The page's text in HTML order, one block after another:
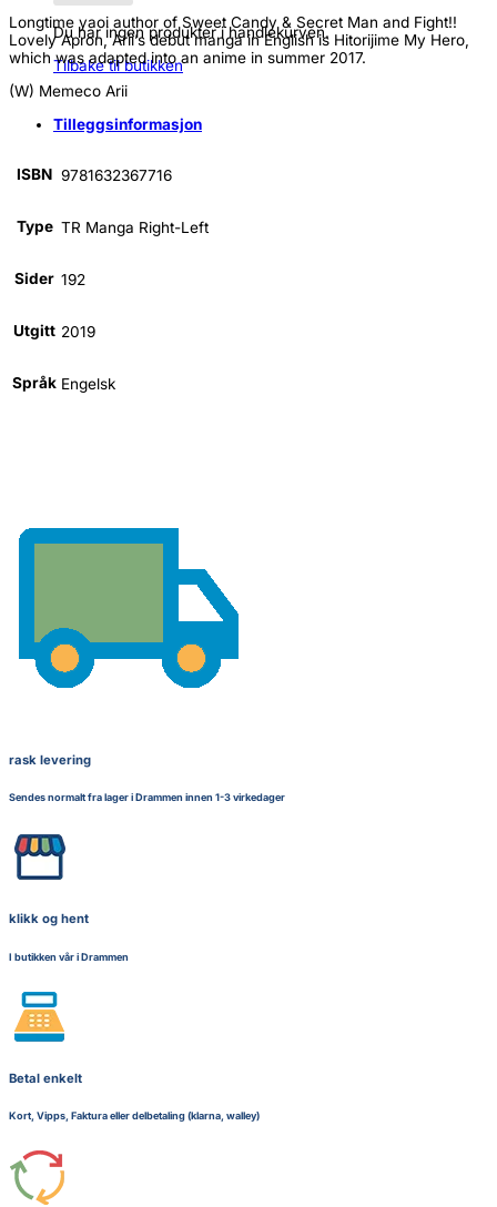
Du har ingen produkter i handlekurven.
Tilbake til butikken
Longtime yaoi author of Sweet Candy & Secret Man and Fight!!
Lovely Apron, Arii’s debut manga in English is Hitorijime My Hero,
which was adapted into an anime in summer 2017.
(W) Memeco Arii
Tilleggsinformasjon
ISBN 9781632367716
Type TR Manga Right-Left
Sider 192
Utgitt 2019
Språk Engelsk
rask levering
Sendes normalt fra lager i Drammen innen 1-3 virkedager
klikk og hent
I butikken vår i Drammen
Betal enkelt
Kort, Vipps, Faktura eller delbetaling (klarna, walley)